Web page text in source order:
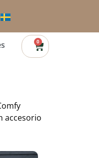
0
accesorio